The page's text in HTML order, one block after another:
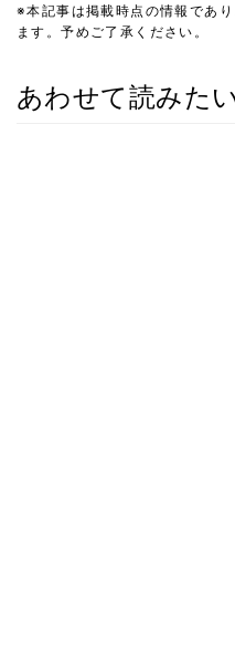
※本記事は掲載時点の情報であ
ます。予めご了承ください。
あわせて読みた